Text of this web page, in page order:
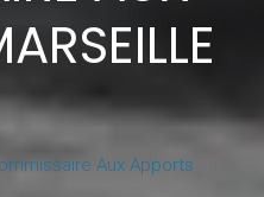
Aux Apports